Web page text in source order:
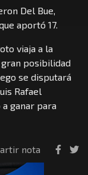
Del Bue,
aportó 17.
viaja a la
posibilidad
se disputará
Rafael
a ganar para
nota